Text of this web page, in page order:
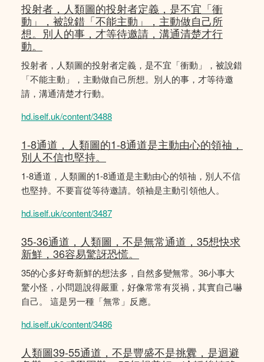
投射者，人類圖的投射者定義，是不宜「衝
動」，被說錯「不能主動」，主動做自己所
想。別人的事，才等待邀請，溝通清楚才行
動。
投射者，人類圖的投射者定義，是不宜「衝動」，被說錯
「不能主動」，主動做自己所想。別人的事，才等待邀
請，溝通清楚才行動。
hd.iself.uk/content/3488
1-8通道，人類圖的1-8通道是主動由心的領䄂，
別人不信也堅持。
1-8通道，人類圖的1-8通道是主動由心的領䄂，別人不信
也堅持。不要盲從等待邀請。領袖是主動引領他人。
hd.iself.uk/content/3487
35-36通道，人類圖，不是無常通道，35想快求
新鮮，36容易驚訝恐慌。
35的心多好奇新鮮的想法多，自然多變無常。36小事大
驚小怪，小問題說得嚴重，好像常常有災禍，其實自己嚇
自己。 這是另一種「無常」反應。
hd.iself.uk/content/3486
人類圖39-55通道，不是豐盛不是挑釁，是迴避